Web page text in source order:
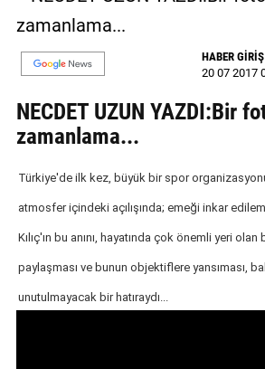
SAĞLIK
SİYASET
EĞİTİM
GALERİ
VİDEO
YAZARLAR
ULAŞIN
Künye
HABER GİRİŞ
20 07 2017
NECDET UZUN YAZDI:Bir
zamanlama...
Türkiye'de ilk kez, büyük bir spor
atmosfer içindeki açılışında; emeği inkar
Kılıç'ın bu anını, hayatında çok önemli yeri olan
paylaşması ve bunun objektiflere yansıması,
unutulmayacak bir hatıraydı...